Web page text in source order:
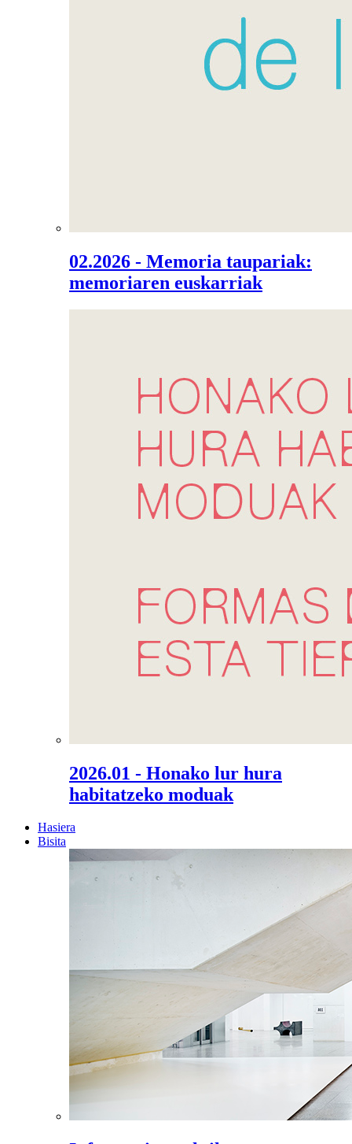
02.2026 - Memoria taupariak:
memoriaren euskarriak
2026.01 - Honako lur hura
habitatzeko moduak
Hasiera
Bisita